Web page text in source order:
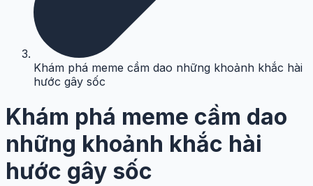
Khám phá meme cầm dao những khoảnh khắc hài
hước gây sốc
Khám phá meme cầm dao
những khoảnh khắc hài
hước gây sốc